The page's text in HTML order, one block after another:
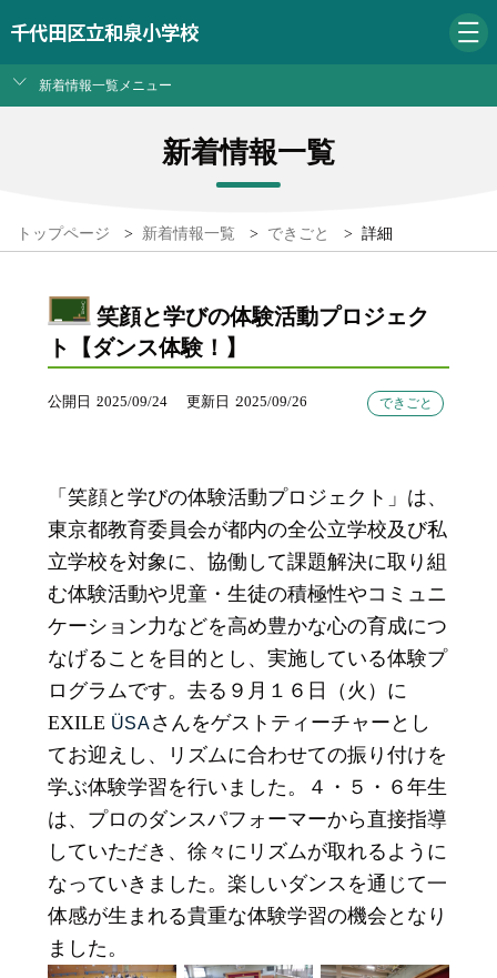
千代田区立和泉小学校
新着情報一覧メニュー
新着情報一覧
トップページ > 新着情報一覧 > できごと > 詳細
笑顔と学びの体験活動プロジェク
ト【ダンス体験！】
公開日 2025/09/24 更新日 2025/09/26 できごと
「笑顔と学びの体験活動プロジェクト」は、
東京都教育委員会が都内の全公立学校及び私
立学校を対象に、協働して課題解決に取り組
む体験活動や児童・生徒の積極性やコミュニ
ケーション力などを高め豊かな心の育成につ
なげることを目的とし、実施している体験プ
ログラムです。去る９月１６日（火）に
EXILE ÜSAさんをゲストティーチャーとし
てお迎えし、リズムに合わせての振り付けを
学ぶ体験学習を行いました。４・５・６年生
は、プロのダンスパフォーマーから直接指導
していただき、徐々にリズムが取れるように
なっていきました。楽しいダンスを通じて一
体感が生まれる貴重な体験学習の機会となり
ました。